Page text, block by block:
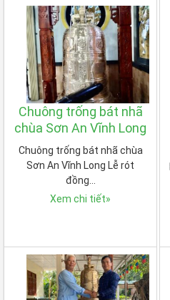
Chuông trống bát nhã
chùa Sơn An Vĩnh Long
Chuông trống bát nhã chùa
Sơn An Vĩnh Long Lễ rót
đồng…
Xem chi tiết»